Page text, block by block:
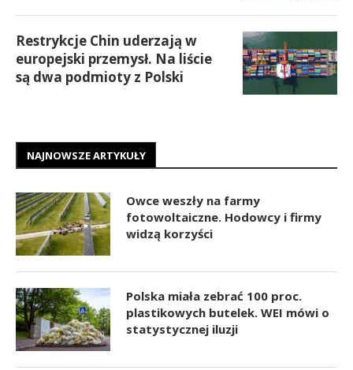
Restrykcje Chin uderzają w
europejski przemysł. Na liście
są dwa podmioty z Polski
NAJNOWSZE ARTYKUŁY
Owce weszły na farmy
fotowoltaiczne. Hodowcy i firmy
widzą korzyści
Polska miała zebrać 100 proc.
plastikowych butelek. WEI mówi o
statystycznej iluzji